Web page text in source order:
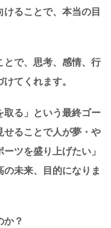
ることで、本当の目
とで、思考、感情、行
てくれます。
取る」という最終ゴー
せることで人が夢・や
ツを盛り上げたい」
未来、目的になりま
か？